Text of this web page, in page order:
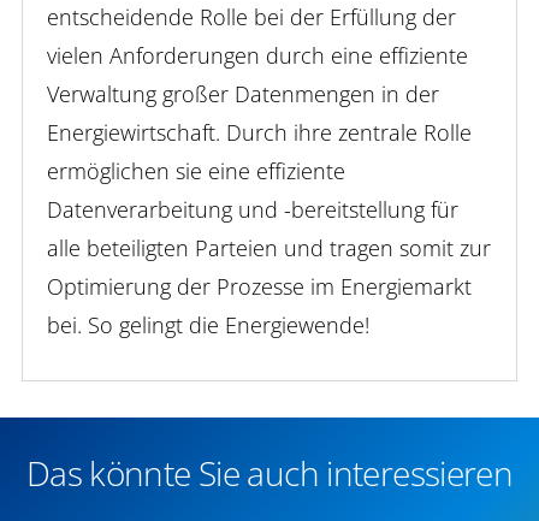
entscheidende Rolle bei der Erfüllung der
vielen Anforderungen durch eine effiziente
Verwaltung großer Datenmengen in der
Energiewirtschaft. Durch ihre zentrale Rolle
ermöglichen sie eine effiziente
Datenverarbeitung und -bereitstellung für
alle beteiligten Parteien und tragen somit zur
Optimierung der Prozesse im Energiemarkt
bei. So gelingt die Energiewende!
Das könnte Sie auch interessieren